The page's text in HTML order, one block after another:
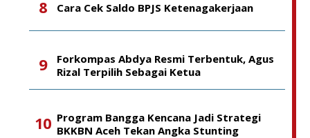
Cara Cek Saldo BPJS Ketenagakerjaan
Forkompas Abdya Resmi Terbentuk, Agus
Rizal Terpilih Sebagai Ketua
Program Bangga Kencana Jadi Strategi
BKKBN Aceh Tekan Angka Stunting